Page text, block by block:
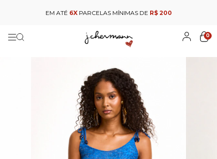
EM ATÉ 6XPARCELAS MÍNIMAS DE R$ 200
0